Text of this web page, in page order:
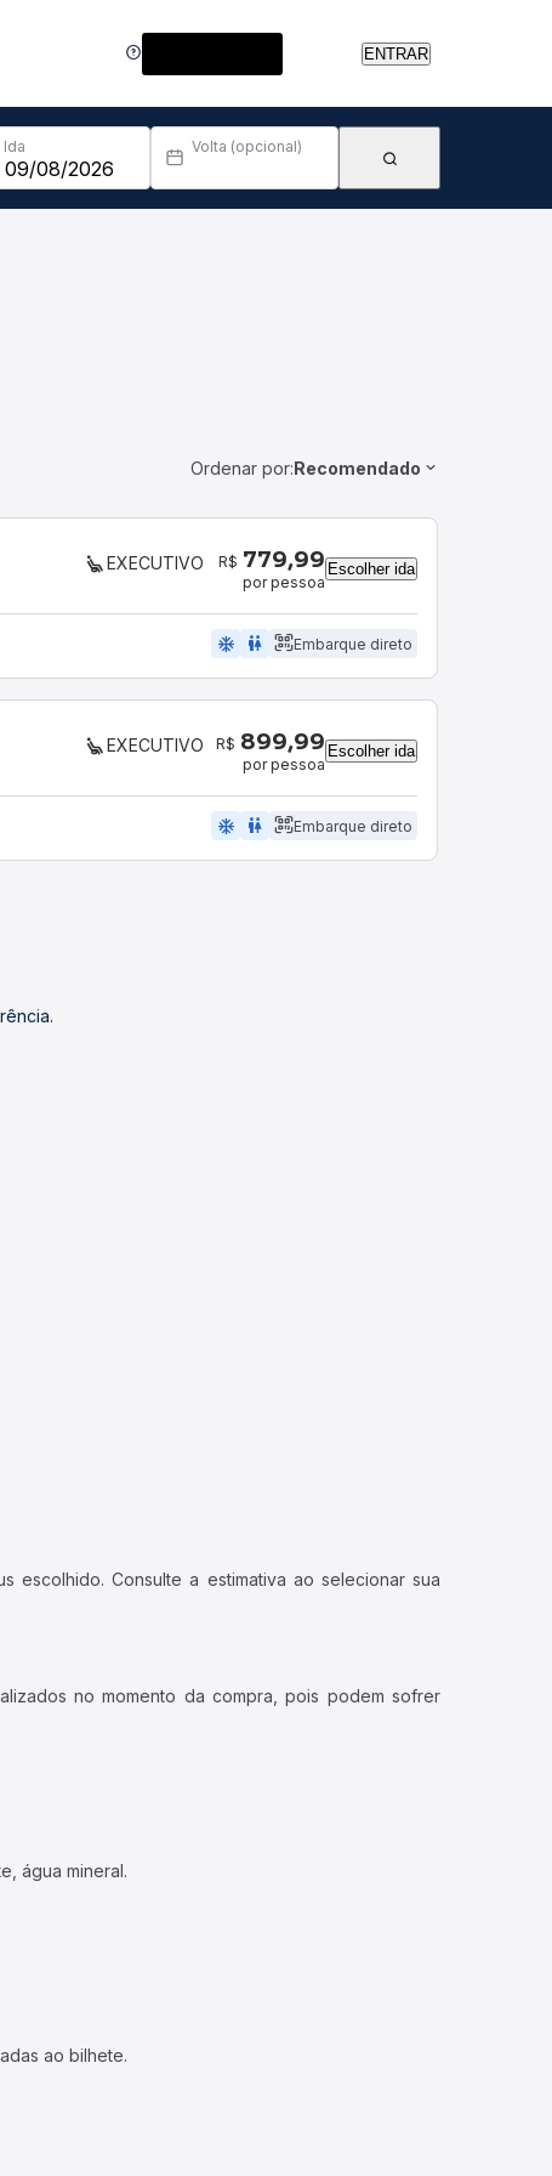
ENTRAR
Ida Volta (opcional)
Ordenar por:Recomendado
EXECUTIVO R$ 779,99
por pessoa
Escolher ida
ac_unit wc Embarque direto
EXECUTIVO R$ 899,99
por pessoa
Escolher ida
ac_unit wc Embarque direto
Consulte a estimativa ao selecionar sua
no momento da compra, pois podem sofrer
água mineral.
ao bilhete.